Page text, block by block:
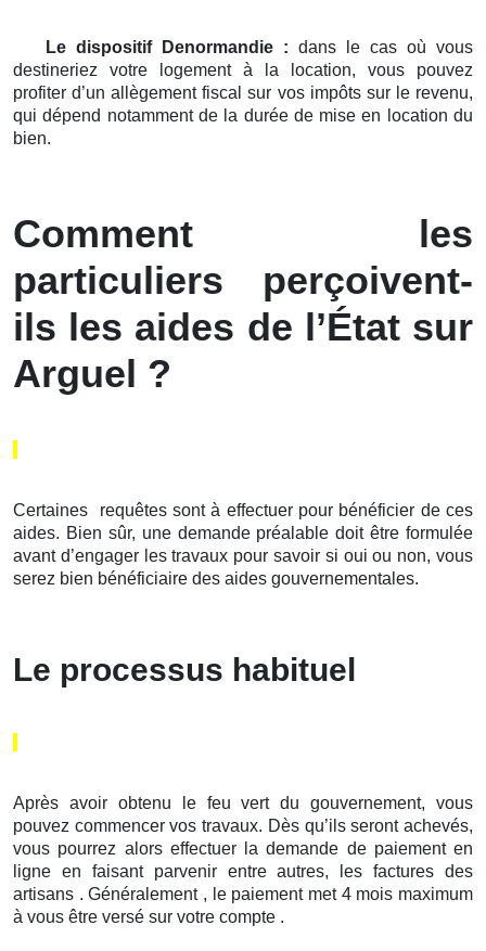
Le dispositif Denormandie : dans le cas où vous
destineriez votre logement à la location, vous pouvez
profiter d’un allègement fiscal sur vos impôts sur le revenu,
qui dépend notamment de la durée de mise en location du
bien.
Comment les
particuliers perçoivent-
ils les aides de l’État sur
Arguel ?
Certaines requêtes sont à effectuer pour bénéficier de ces
aides. Bien sûr, une demande préalable doit être formulée
avant d’engager les travaux pour savoir si oui ou non, vous
serez bien bénéficiaire des aides gouvernementales.
Le processus habituel
Après avoir obtenu le feu vert du gouvernement, vous
pouvez commencer vos travaux. Dès qu’ils seront achevés,
vous pourrez alors effectuer la demande de paiement en
ligne en faisant parvenir entre autres, les factures des
artisans . Généralement , le paiement met 4 mois maximum
à vous être versé sur votre compte .